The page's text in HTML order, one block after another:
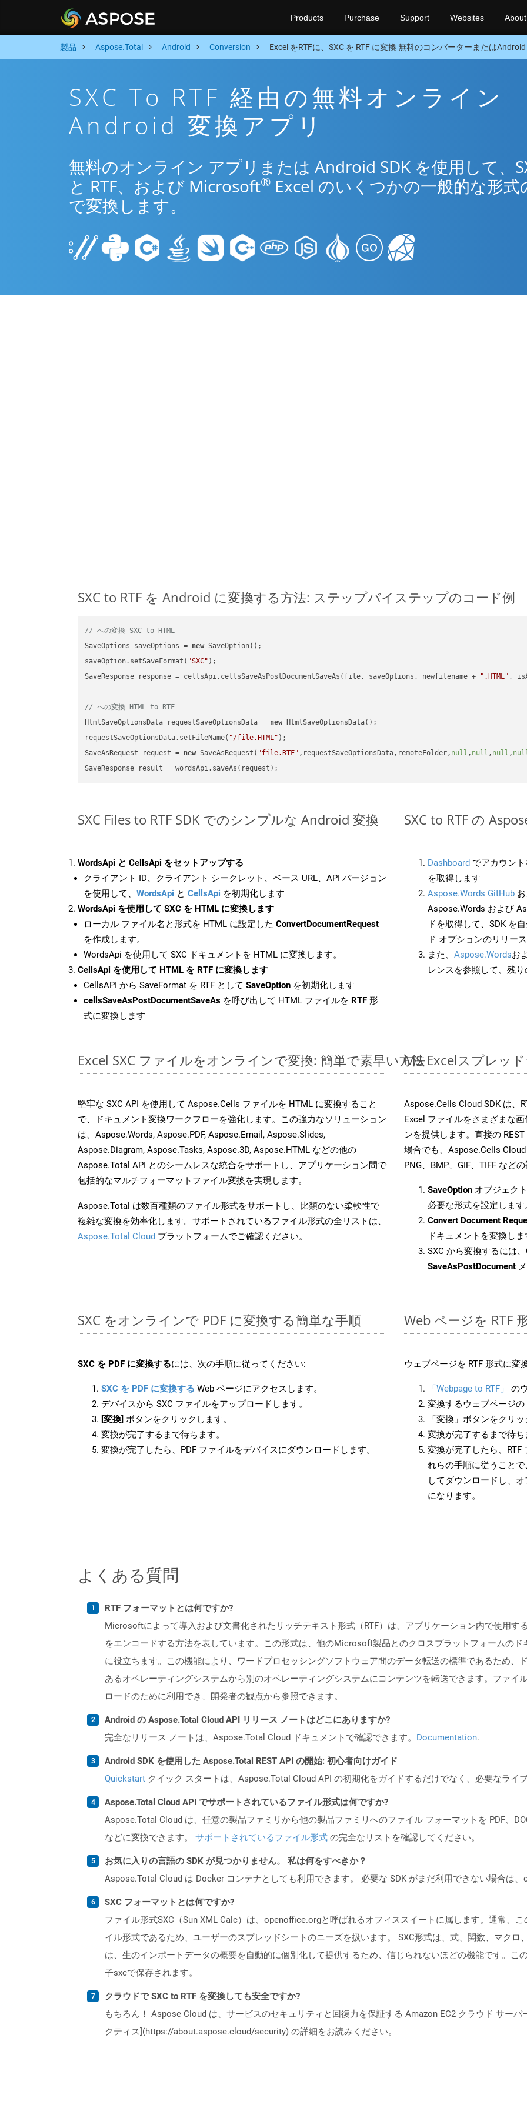
Products Purchase Support Websites About
製品 Aspose.Total Android Conversion Excel をRTFに、SXC を RTF に変換 無料のコンバーターまたはAndroid
SXC To RTF 経由の無料オンライン
Android 変換アプリ
無料のオンライン アプリまたは Android SDK を使用して、
と RTF、および Microsoft® Excel のいくつかの一般的な形式
で変換します。
SXC to RTF を Android に変換する方法: ステップバイステップのコード例
// への変換 SXC to HTML
SaveOptions saveOptions = new SaveOption();
saveOption.setSaveFormat( "SXC" );
SaveResponse response = cellsApi.cellsSaveAsPostDocumentSaveAs(file, saveOptions, newfilename +
".HTML" ,
// への変換 HTML to RTF
HtmlSaveOptionsData requestSaveOptionsData = new HtmlSaveOptionsData();
requestSaveOptionsData.setFileName( "/file.HTML" );
SaveAsRequest request = new SaveAsRequest( "file.RTF" ,requestSaveOptionsData,remoteFolder, null , null , null ,
SXC Files to RTF SDK でのシンプルな Android 変換
WordsApi と CellsApi をセットアップする
クライアント ID、クライアント シークレット、ベース URL、API バージョン
を使用して、 WordsApi と CellsApi を初期化します
WordsApi を使用して SXC を HTML に変換します
ローカル ファイル名と形式を HTML に設定した ConvertDocumentRequest
を作成します。
WordsApi を使用して SXC ドキュメントを HTML に変換します。
CellsApi を使用して HTML を RTF に変換します
CellsAPI から SaveFormat を RTF として SaveOption を初期化します
cellsSaveAsPostDocumentSaveAs を呼び出して HTML ファイルを RTF 形
式に変換します
SXC to RTF の
Dashboard でアカウン
を取得します
Aspose.Words GitHub
Aspose.Words および
ドを取得して、SDK を
ド オプションのリリー
また、 Aspose.Wordsお
レンスを参照して、残
Excel SXC ファイルをオンラインで変換: 簡単で素早い方法
堅牢な SXC API を使用して Aspose.Cells ファイルを HTML に変換すること
で、ドキュメント変換ワークフローを強化します。この強力なソリューション
は、Aspose.Words, Aspose.PDF, Aspose.Email, Aspose.Slides,
Aspose.Diagram, Aspose.Tasks, Aspose.3D, Aspose.HTML などの他の
Aspose.Total API とのシームレスな統合をサポートし、アプリケーション間で
包括的なマルチフォーマットファイル変換を実現します。
Aspose.Total は数百種類のファイル形式をサポートし、比類のない柔軟性で
複雑な変換を効率化します。サポートされているファイル形式の全リストは、
Aspose.Total Cloud プラットフォームでご確認ください。
MS Excelスプレッ
Aspose.Cells Cloud SDK は、
Excel ファイルをさまざまな
ンを提供します。直接の
場合でも、Aspose.Cells Cloud
PNG、BMP、GIF、TIFF など
SaveOption オブジェク
必要な形式を設定します
Convert Document
ドキュメントを変換しま
SXC から変換するには
SaveAsPostDocument
SXC をオンラインで PDF に変換する簡単な手順
SXC を PDF に変換するには、次の手順に従ってください:
SXC を PDF に変換する Web ページにアクセスします。
デバイスから SXC ファイルをアップロードします。
[変換] ボタンをクリックします。
変換が完了するまで待ちます。
変換が完了したら、PDF ファイルをデバイスにダウンロードします。
Web ページを RTF
ウェブページを RTF 形式に変
「Webpage to RTF」
の
変換するウェブページの
「変換」ボタンをクリ
変換が完了するまで待ち
変換が完了したら、RTF
れらの手順に従うこと
してダウンロードし、
になります。
よくある質問
RTF フォーマットとは何ですか?
Microsoftによって導入および文書化されたリッチテキスト形式（RTF）は、アプリケーション内で使用す
をエンコードする方法を表しています。この形式は、他のMicrosoft製品とのクロスプラットフォームの
に役立ちます。この機能により、ワードプロセッシングソフトウェア間のデータ転送の標準であるため、
あるオペレーティングシステムから別のオペレーティングシステムにコンテンツを転送できます。ファ
ロードのために利用でき、開発者の観点から参照できます。
Android の Aspose.Total Cloud API リリース ノートはどこにありますか?
完全なリリース ノートは、Aspose.Total Cloud ドキュメントで確認できます。 Documentation.
Android SDK を使用した Aspose.Total REST API の開始: 初心者向けガイド
Quickstart クイック スタートは、Aspose.Total Cloud API の初期化をガイドするだけでなく、必要なライ
Aspose.Total Cloud API でサポートされているファイル形式は何ですか?
Aspose.Total Cloud は、任意の製品ファミリから他の製品ファミリへのファイル フォーマットを PDF、
などに変換できます。 サポートされているファイル形式 の完全なリストを確認してください。
お気に入りの言語の SDK が見つかりません。 私は何をすべきか？
Aspose.Total Cloud は Docker コンテナとしても利用できます。 必要な SDK がまだ利用できない場合は、
SXC フォーマットとは何ですか?
ファイル形式SXC（Sun XML Calc）は、openoffice.orgと呼ばれるオフィススイートに属します。通常、
イル形式であるため、ユーザーのスプレッドシートのニーズを扱います。 SXC形式は、式、関数、マク
は、生のインポートデータの概要を自動的に個別化して提供するため、信じられないほどの機能です。こ
子sxcで保存されます。
クラウドで SXC to RTF を変換しても安全ですか?
もちろん！ Aspose Cloud は、サービスのセキュリティと回復力を保証する Amazon EC2 クラウド サー
クティス](https://about.aspose.cloud/security) の詳細をお読みください。